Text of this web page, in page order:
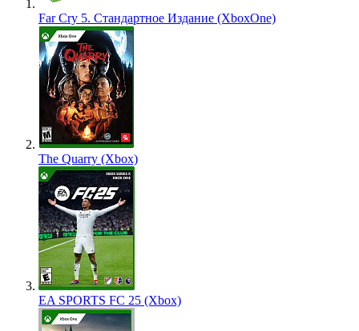
Far Cry 5. Стандартное Издание (XboxOne)
The Quarry (Xbox)
EA SPORTS FC 25 (Xbox)